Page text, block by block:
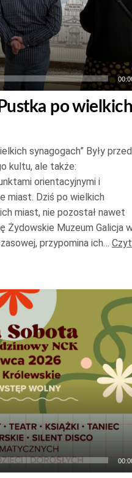
po wielkich
synagogach” Były
kultu, ale także:
orientacyjnymi i
miast. Dziś po wielkich
miast, nie pozostał nawet
Żydowskie Muzeum Galicja
przypomina ich…